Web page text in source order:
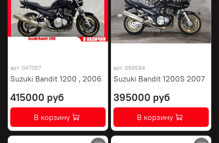
арт. 047057
Suzuki Bandit 1200 , 2006
415000 руб
В корзину
арт. 056584
Suzuki Bandit 1200S 2007
395000 руб
В корзину